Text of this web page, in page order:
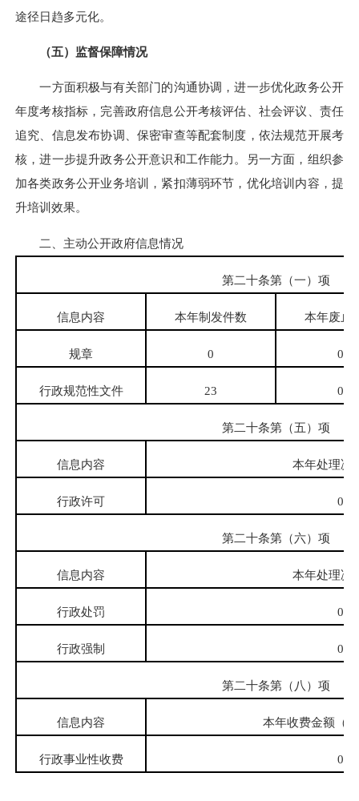
途径日趋多元化。
（五）监督保障情况
一方面积极与有关部门的沟通协调，进一步优化政务公开
年度考核指标，完善政府信息公开考核评估、社会评议、责任
追究、信息发布协调、保密审查等配套制度，依法规范开展考
核，进一步提升政务公开意识和工作能力。另一方面，组织参
加各类政务公开业务培训，紧扣薄弱环节，优化培训内容，提
升培训效果。
二、主动公开政府信息情况
第二十条第（一）项
信息内容 本年制发件数 本年废止
规章 0 0
行政规范性文件 23 0
第二十条第（五）项
信息内容 本年处理决
行政许可 0
第二十条第（六）项
信息内容 本年处理决
行政处罚 0
行政强制 0
第二十条第（八）项
信息内容 本年收费金额（
行政事业性收费 0